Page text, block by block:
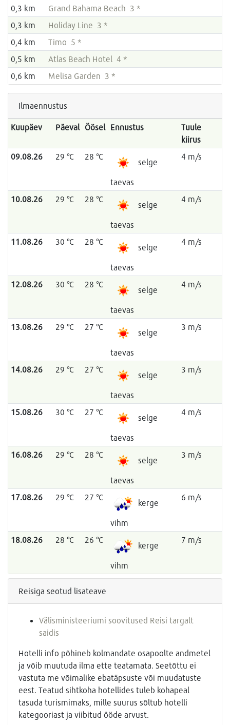
0,3 km
Grand Bahama Beach 3 *
0,3 km
Holiday Line 3 *
0,4 km
Timo 5 *
0,5 km
Atlas Beach Hotel 4 *
0,6 km
Melisa Garden 3 *
Ilmaennustus
Kuupäev Päeval Öösel Ennustus
Tuule
kiirus
09.08.26
29 °C 28 °C
selge
taevas
4 m/s
10.08.26 29 °C 28 °C
selge
taevas
4 m/s
11.08.26 30 °C 28 °C
selge
taevas
4 m/s
12.08.26 30 °C 28 °C
selge
taevas
4 m/s
13.08.26 29 °C 27 °C
selge
taevas
3 m/s
14.08.26 29 °C 27 °C
selge
taevas
3 m/s
15.08.26 30 °C 27 °C
selge
taevas
4 m/s
16.08.26 29 °C 28 °C
selge
taevas
3 m/s
17.08.26 29 °C 27 °C
kerge
vihm
6 m/s
18.08.26 28 °C 26 °C
kerge
vihm
7 m/s
Reisiga seotud lisateave
Välisministeeriumi soovitused Reisi targalt
saidis
Hotelli info põhineb kolmandate osapoolte andmetel
ja võib muutuda ilma ette teatamata. Seetõttu ei
vastuta me võimalike ebatäpsuste või muudatuste
eest. Teatud sihtkoha hotellides tuleb kohapeal
tasuda turismimaks, mille suurus sõltub hotelli
kategooriast ja viibitud ööde arvust.